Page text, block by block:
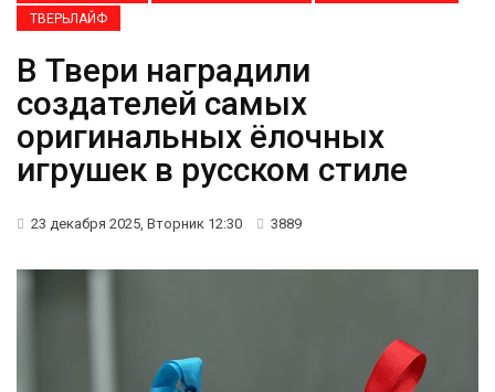
ТВЕРЬЛАЙФ
В Твери наградили
создателей самых
оригинальных ёлочных
игрушек в русском стиле
23 декабря 2025, Вторник 12:30 3889